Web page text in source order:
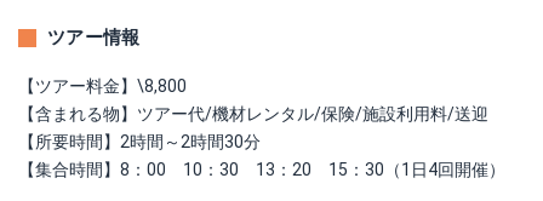
ツアー情報
【ツアー料金】\8,800
【含まれる物】ツアー代/機材レンタル/保険/施設利用料/送迎
【所要時間】2時間～2時間30分
【集合時間】8：00 10：30 13：20 15：30（1日4回開催）